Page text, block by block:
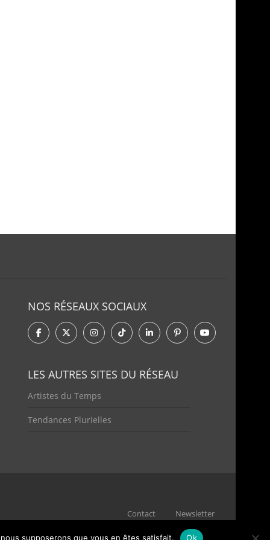
NOS RÉSEAUX SOCIAUX
LES AUTRES SITES DU RÉSEAU
Artistes du Temps
Tendances Plurielles
Contact Newsletter
supposerons que vous en êtes satisfait. Ok